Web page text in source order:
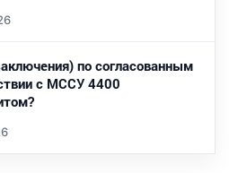
по согласованным
с МССУ 4400